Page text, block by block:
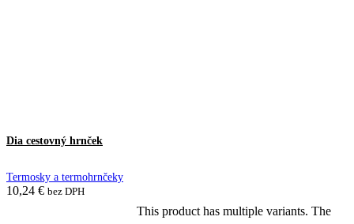
Dia cestovný hrnček
Termosky a termohrnčeky
10,24 € bez DPH
This product has multiple variants. The